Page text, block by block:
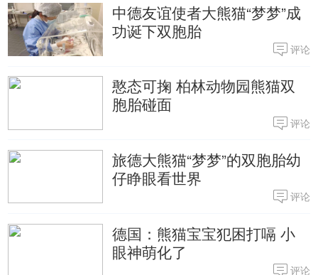
中德友谊使者大熊猫“梦梦”成
功诞下双胞胎
评论
憨态可掬 柏林动物园熊猫双
胞胎碰面
评论
旅德大熊猫“梦梦”的双胞胎幼
仔睁眼看世界
评论
德国：熊猫宝宝犯困打嗝 小
眼神萌化了
评论